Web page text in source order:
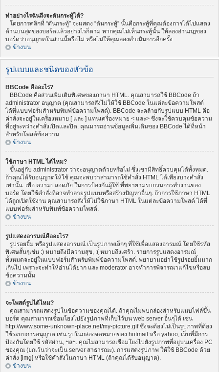
ทำอย่างไรฉันถึงจะดันกระทู้ได้?
โดยการคลิกที่ “ดันกระทู้” จะแสดง “ดันกระทู้” นั้นคือกระทู้ที่คุณต้องการได้ไปแสดง
ด้านบนสุดของบอร์ดแล้วอย่างไรก็ตาม หากคุณไม่เห็นกระทู้นั้น ให้ลองอ่านกฏของ
บอร์ดว่าอนุญาตในส่วนนี้หรือไม่ หรือไม่ให้คุณลองดำเนินการอีกครั้ง
ข้างบน
รูปแบบและชนิดของหัวข้อ
BBCode คืออะไร?
BBCode คือส่วนเพิ่มเติมพิเศษของภาษา HTML. คุณสามารถใช้ BBCode ถ้า
administrator อนุญาต (คุณสามารถสั่งไม่ให้ใช้ BBCode ในแต่ละข้อความโพสต์
ได้ที่แบบฟอร์มสำหรับพิมพ์ข้อความโพสต์). BBCode จะคล้ายกับรูปแบบ HTML คือ
คำสั่งจะอยู่ในเครื่องหมาย [ และ ] แทนเครื่องหมาย < และ> ซึ่งจะใช้ควบคุมข้อความ
ที่อยู่ระหว่างคำสั่งเปิดและปิด. คุณมารถอ่านข้อมูลเพิ่มเติมของ BBCode ได้ที่หน้า
สำหรับโพสต์ข้อความ.
ข้างบน
ใช้ภาษา HTML ได้ไหม?
ขึ้นอยู่กับ administrator ว่าจะอนุญาตด้วยหรือไม่ ซึ่งเขามีสิทธิ์ควบคุมได้ทั้งหมด.
ถ้าคุณได้รับอนุญาตให้ใช้ คุณจะพบว่าสามารถใช้คำสั่ง HTML ได้เพียงบางคำสั่ง
เท่านั้น. เพื่อ ความปลอดภัย ในการป้องกันผู้ใช้ ที่พยายามรบกวนการทำงานของ
บอร์ด โดยใช้คำสั่งที่อาจทำลายรูปแบบหรือสร้างปัญหาอื่นๆ. ถ้าการใช้ภาษา HTML
ได้ถูกเปิดใช้งาน คุณสามารถสั่งให้ไม่ใช้ภาษา HTML ในแต่ละข้อความโพสต์ ได้ที่
แบบฟอร์มสำหรับพิมพ์ข้อความโพสต์.
ข้างบน
รูปแสดงอารมณ์คืออะไร?
รูปรอยยิ้ม หรือรูปแสดงอารมณ์ เป็นรูปภาพเล็กๆ ที่ใช้เพื่อแสดงอารมณ์ โดยใช้รหัส
พิเศษสั้นๆเช่น :) หมายถึงมีความสุข, :( หมายถึงเศร้า. รายการรูปแสดงอารมณ์
ทั้งหมดจะอยู่ในแบบฟอร์มสำหรับพิมพ์ข้อความโพสต์. พยายามอย่าใช้รูปรอยยิ้มมาก
เกินไป เพราะจะทำให้อ่านได้ยาก และ moderator อาจทำการพิจารณาแก้ไขหรือลบ
ข้อความนั้น
ข้างบน
จะโพสต์รูปได้ไหม?
คุณสามารถแสดงรูปในข้อความของคุณได้. ถ้าคุณไม่พบกล่องสำหรับแนบไฟล์ขึ้น
บอร์ด คุณสามารถเชื่อมโยงไปยังรูปภาพที่เก็บไว้บน web server อื่นๆได้ เช่น
http://www.some-unknown-place.net/my-picture.gif ซึ่งจะต้องไม่เป็นรูปภาพที่ต้อง
ใช้ระบบการอนุญาต เช่น รูปในกล่องจดหมายของ hotmail หรือ yahoo, เว็บที่มีการ
ป้องกันโดยใช้ รหัสผ่าน, ฯลฯ. คุณไม่สามารถเชื่อมโยงไปยังรูปภาพที่อยู่บนเครื่อง PC
ของคุณ (ยกเว้นว่าจะเป็น server สาธารณะ). การแสดงรูปภาพ ให้ใช้ BBCode ด้วย
คำสั่ง [img] หรือใช้คำสั่งในภาษา HTML (ถ้าคุณได้รับอนุญาต).
ข้างบน